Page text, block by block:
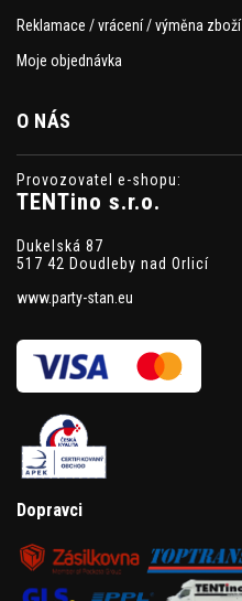
Reklamace / vrácení / výměna zboží
Moje objednávka
O NÁS
Provozovatel e-shopu:
TENTino s.r.o.
Dukelská 87
517 42 Doudleby nad Orlicí
www.party-stan.eu
Dopravci